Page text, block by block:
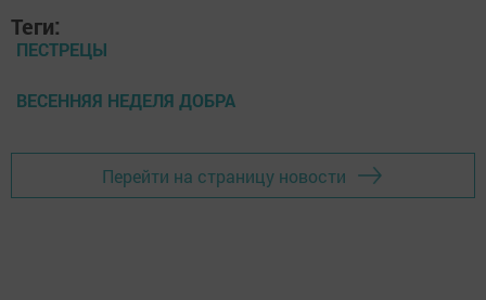
Теги:
ПЕСТРЕЦЫ
ВЕСЕННЯЯ НЕДЕЛЯ ДОБРА
Перейти на страницу новости